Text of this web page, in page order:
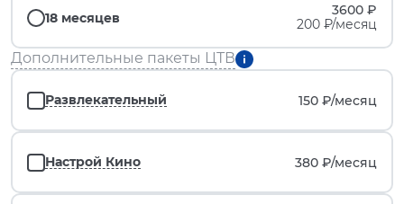
18 месяцев
3600 ₽
200 ₽/месяц
Дополнительные пакеты ЦТВ
Развлекательный 150 ₽/месяц
Настрой Кино 380 ₽/месяц